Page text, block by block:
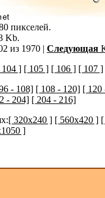
пикселей.
Kb.
из 1970 | Следующая
104 ] [ 105 ] [ 106 ] [ 107 ]
- 108] [ 108 - 120] [ 120
- 204] [ 204 - 216]
[ 320x240 ] [ 560x420 ]
]